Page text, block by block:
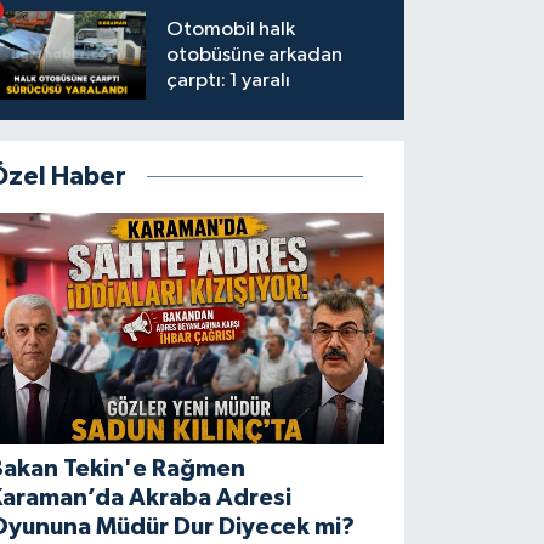
Otomobil halk
otobüsüne arkadan
çarptı: 1 yaralı
Haber
Tekin'e Rağmen
Akraba Adresi
Müdür Dur Diyecek mi?